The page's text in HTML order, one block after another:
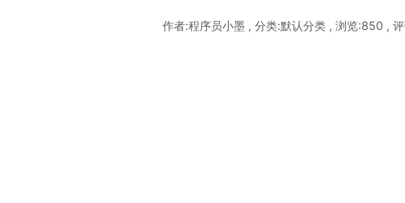
作者:程序员小墨 , 分类:默认分类 , 浏览:850 ,